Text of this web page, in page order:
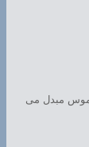
مبدل می